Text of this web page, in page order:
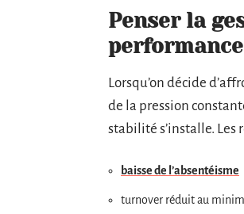
Penser la
Lorsqu’on décide
de la pression
stabilité s’installe. Les
baisse de l’absentéisme
turnover réduit au